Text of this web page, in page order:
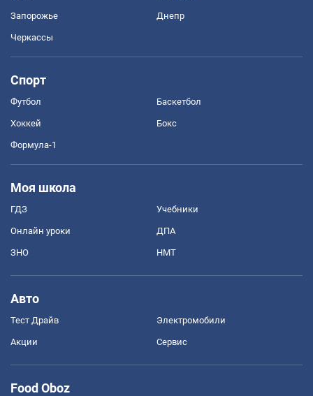
Запорожье Днепр
Черкассы
Спорт
Футбол Баскетбол
Хоккей Бокс
Формула-1
Моя школа
ГДЗ Учебники
Онлайн уроки ДПА
ЗНО НМТ
Авто
Тест Драйв Электромобили
Акции Сервис
Food Oboz